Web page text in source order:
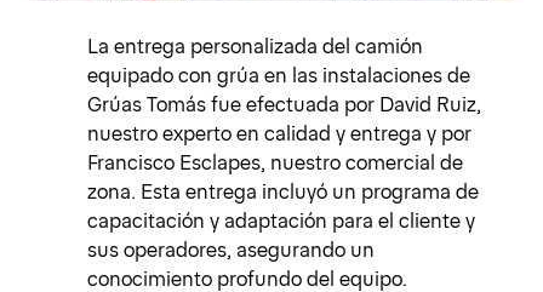
La entrega personalizada del camión
equipado con grúa en las instalaciones de
Grúas Tomás fue efectuada por David Ruiz,
nuestro experto en calidad y entrega y por
Francisco Esclapes, nuestro comercial de
zona. Esta entrega incluyó un programa de
capacitación y adaptación para el cliente y
sus operadores, asegurando un
conocimiento profundo del equipo.